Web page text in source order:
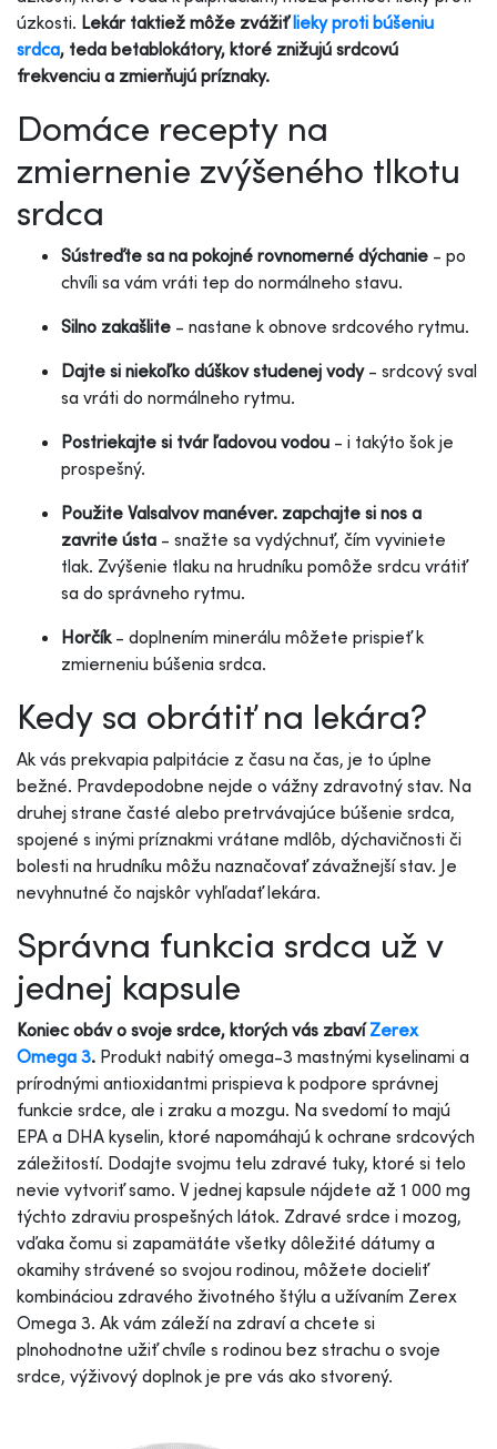
úzkosti. Lekár taktiež môže zvážiťlieky proti búšeniu
srdca, teda betablokátory, ktoré znižujú srdcovú
frekvenciu a zmierňujú príznaky.
Domáce recepty na
zmiernenie zvýšeného tlkotu
srdca
Sústreďte sa na pokojné rovnomerné dýchanie - po
chvíli sa vám vráti tep do normálneho stavu.
Silno zakašlite - nastane k obnove srdcového rytmu.
Dajte si niekoľko dúškov studenej vody- srdcový sval
sa vráti do normálneho rytmu.
Postriekajte si tvár ľadovou vodou - i takýto šok je
prospešný.
Použite Valsalvov manéver. zapchajte si nos a
zavrite ústa - snažte sa vydýchnuť, čím vyviniete
tlak. Zvýšenie tlaku na hrudníku pomôže srdcu vrátiť
sa do správneho rytmu.
Horčík- doplnením minerálu môžete prispieť k
zmierneniu búšenia srdca.
Kedy sa obrátiť na lekára?
Ak vás prekvapia palpitácie z času na čas, je to úplne
bežné. Pravdepodobne nejde o vážny zdravotný stav. Na
druhej strane časté alebo pretrvávajúce búšenie srdca,
spojené s inými príznakmi vrátane mdlôb, dýchavičnosti či
bolesti na hrudníku môžu naznačovať závažnejší stav. Je
nevyhnutné čo najskôr vyhľadať lekára.
Správna funkcia srdca už v
jednej kapsule
Koniec obáv o svoje srdce, ktorých vás zbavíZerex
Omega 3. Produkt nabitý omega-3 mastnými kyselinami a
prírodnými antioxidantmi prispieva k podpore správnej
funkcie srdce, ale i zraku a mozgu. Na svedomí to majú
EPA a DHA kyselin, ktoré napomáhajú k ochrane srdcových
záležitostí. Dodajte svojmu telu zdravé tuky, ktoré si telo
nevie vytvoriť samo. V jednej kapsule nájdete až 1 000 mg
týchto zdraviu prospešných látok. Zdravé srdce i mozog,
vďaka čomu si zapamätáte všetky dôležité dátumy a
okamihy strávené so svojou rodinou, môžete docieliť
kombináciou zdravého životného štýlu a užívaním Zerex
Omega 3. Ak vám záleží na zdraví a chcete si
plnohodnotne užiť chvíle s rodinou bez strachu o svoje
srdce, výživový doplnok je pre vás ako stvorený.